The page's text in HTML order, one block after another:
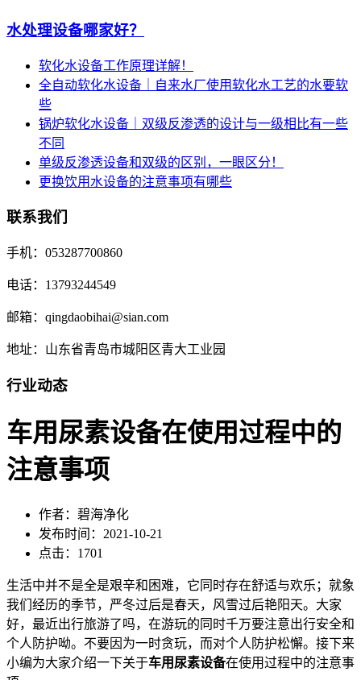
水处理设备哪家好？
软化水设备工作原理详解！
全自动软化水设备｜自来水厂使用软化水工艺的水要软
些
锅炉软化水设备｜双级反渗透的设计与一级相比有一些
不同
单级反渗透设备和双级的区别，一眼区分！
更换饮用水设备的注意事项有哪些
联系我们
手机：053287700860
电话：13793244549
邮箱：qingdaobihai@sian.com
地址：山东省青岛市城阳区青大工业园
行业动态
车用尿素设备在使用过程中的
注意事项
作者：碧海净化
发布时间：2021-10-21
点击：1701
生活中并不是全是艰辛和困难，它同时存在舒适与欢乐；就象
我们经历的季节，严冬过后是春天，风雪过后艳阳天。大家
好，最近出行旅游了吗，在游玩的同时千万要注意出行安全和
个人防护呦。不要因为一时贪玩，而对个人防护松懈。接下来
小编为大家介绍一下关于车用尿素设备在使用过程中的注意事